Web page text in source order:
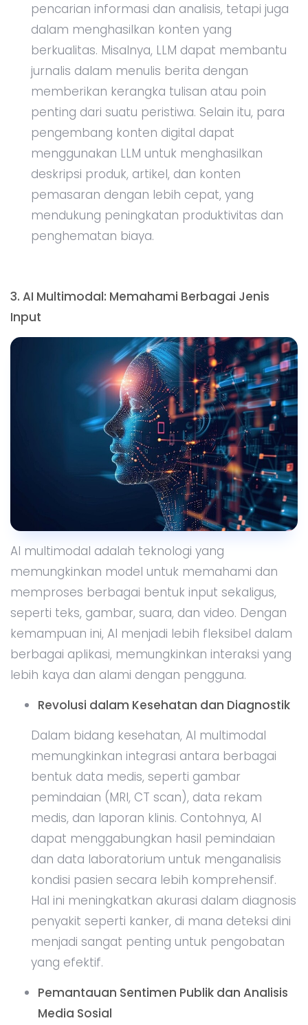
pencarian informasi dan analisis, tetapi juga
dalam menghasilkan konten yang
berkualitas. Misalnya, LLM dapat membantu
jurnalis dalam menulis berita dengan
memberikan kerangka tulisan atau poin
penting dari suatu peristiwa. Selain itu, para
pengembang konten digital dapat
menggunakan LLM untuk menghasilkan
deskripsi produk, artikel, dan konten
pemasaran dengan lebih cepat, yang
mendukung peningkatan produktivitas dan
penghematan biaya.
3. AI Multimodal: Memahami Berbagai Jenis
Input
AI multimodal adalah teknologi yang
memungkinkan model untuk memahami dan
memproses berbagai bentuk input sekaligus,
seperti teks, gambar, suara, dan video. Dengan
kemampuan ini, AI menjadi lebih fleksibel dalam
berbagai aplikasi, memungkinkan interaksi yang
lebih kaya dan alami dengan pengguna.
Revolusi dalam Kesehatan dan Diagnostik
Dalam bidang kesehatan, AI multimodal
memungkinkan integrasi antara berbagai
bentuk data medis, seperti gambar
pemindaian (MRI, CT scan), data rekam
medis, dan laporan klinis. Contohnya, AI
dapat menggabungkan hasil pemindaian
dan data laboratorium untuk menganalisis
kondisi pasien secara lebih komprehensif.
Hal ini meningkatkan akurasi dalam diagnosis
penyakit seperti kanker, di mana deteksi dini
menjadi sangat penting untuk pengobatan
yang efektif.
Pemantauan Sentimen Publik dan Analisis
Media Sosial